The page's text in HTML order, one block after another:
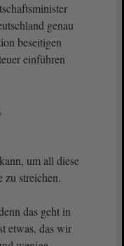
genau
beseitigen
einführen
um all diese
zu streichen.
das geht in
etwas, das wir